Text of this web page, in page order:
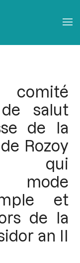
salut
de la
Rozoy
qui
mode
et
de la
an II